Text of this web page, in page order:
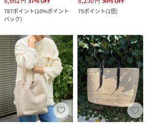
787ポイント(10%ポイント
バック)
75ポイント(1倍)